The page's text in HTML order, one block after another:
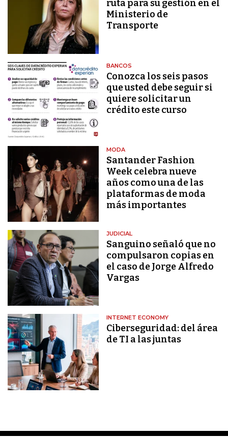
ruta para su gestión en el
Ministerio de
Transporte
BANCOS
Conozca los seis pasos
que usted debe seguir si
quiere solicitar un
crédito este curso
MODA
Santander Fashion
Week celebra nueve
años como una de las
plataformas de moda
más importantes
JUDICIAL
Sanguino señaló que no
compulsaron copias en
el caso de Jorge Alfredo
Vargas
INTERNET ECONOMY
Ciberseguridad: del área
de TI a las juntas